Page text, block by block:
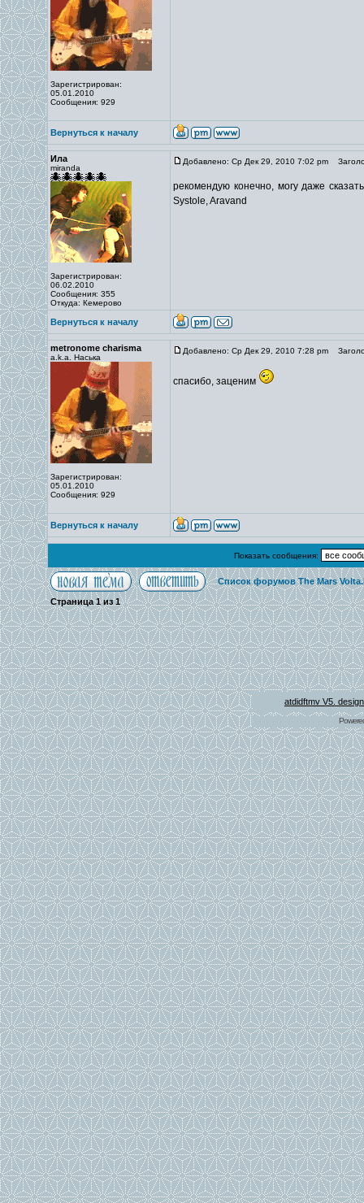
Зарегистрирован:
05.01.2010
Сообщения: 929
Вернуться к началу
Ила
miranda
Зарегистрирован:
06.02.2010
Сообщения: 355
Откуда: Кемерово
Добавлено: Ср Дек 29, 2010 7:02 pm
рекомендую конечно, могу даже
Systole, Aravand
Вернуться к началу
metronome charisma
a.k.a. Наська
Зарегистрирован:
05.01.2010
Сообщения: 929
Добавлено: Ср Дек 29, 2010 7:28 pm
спасибо, заценим
Вернуться к началу
Показать сообщения:
Список форумов The Mars
Страница1из1
atdidftmv V5.